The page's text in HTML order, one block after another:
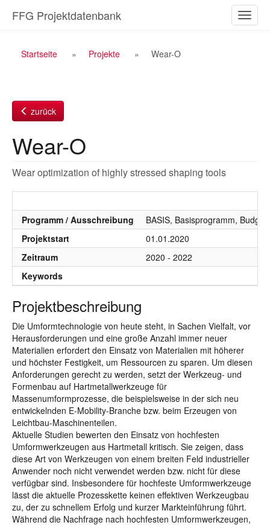
Inhalt
ein-/
FFG Projektdatenbank
Breadcrumb
Startseite Projekte Wear-O
zurück
Wear-O
Wear optimization of highly stressed shaping tools
Programm / Ausschreibung
BASIS, Basisprogramm,
Projektstart
01.01.2020
Zeitraum
2020 - 2022
Keywords
Projektbeschreibung
Die Umformtechnologie von heute steht, in Sachen Vielfalt, vor
Herausforderungen und eine große Anzahl immer neuer
Materialien erfordert den Einsatz von Materialien mit höherer
und höchster Festigkeit, um Ressourcen zu sparen. Um diesen
Anforderungen gerecht zu werden, setzt der Werkzeug- und
Formenbau auf Hartmetallwerkzeuge für
Massenumformprozesse, die beispielsweise in der sich neu
entwickelnden E-Mobility-Branche bzw. beim Erzeugen von
Leichtbau-Maschinenteilen.
Aktuelle Studien bewerten den Einsatz von hochfesten
Umformwerkzeugen aus Hartmetall kritisch. Sie zeigen, dass
diese Art von Werkzeugen von einem breiten Feld industrieller
Anwender noch nicht verwendet werden bzw. nicht für diese
verfügbar sind. Insbesondere für hochfeste Umformwerkzeuge
lässt die aktuelle Prozesskette keinen effektiven Werkzeugbau
zu, der zu schnellem Erfolg und kurzer Markteinführung führt.
Während die Nachfrage nach hochfesten Umformwerkzeugen,